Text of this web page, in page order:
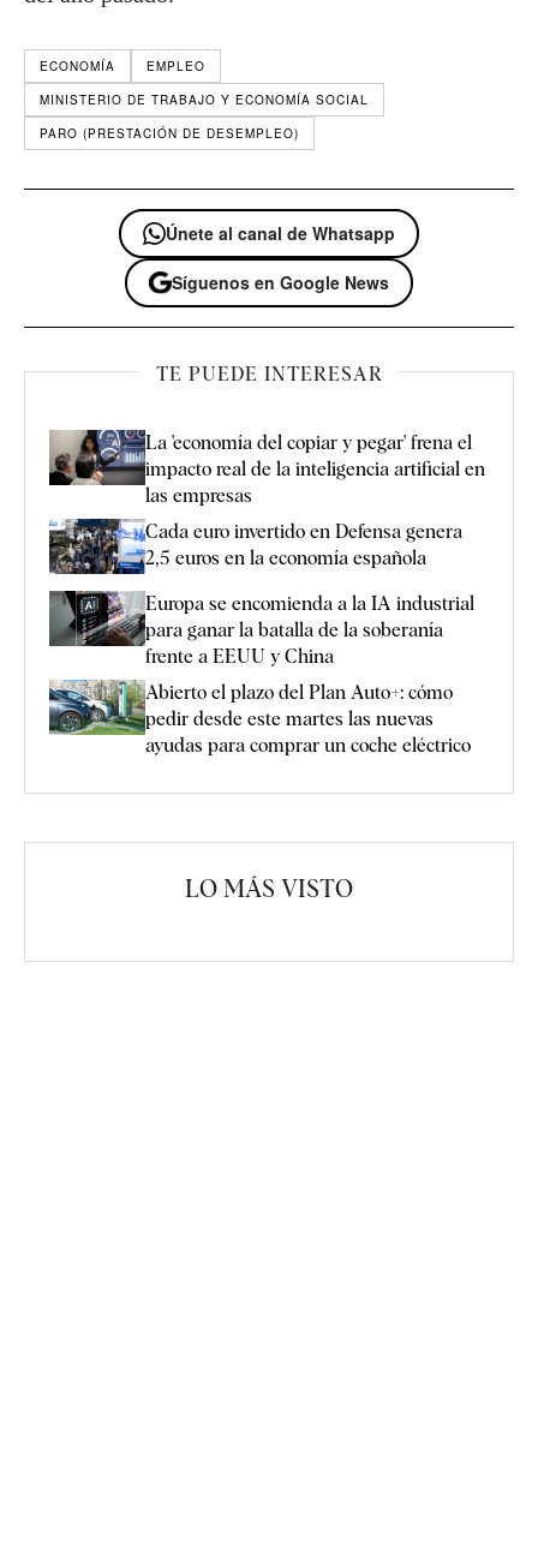
ECONOMÍA
EMPLEO
MINISTERIO DE TRABAJO Y ECONOMÍA SOCIAL
PARO (PRESTACIÓN DE DESEMPLEO)
Únete al canal de Whatsapp
Síguenos en Google News
TE PUEDE INTERESAR
La 'economía del copiar y pegar' frena el
impacto real de la inteligencia artificial en
las empresas
Cada euro invertido en Defensa genera
2,5 euros en la economía española
Europa se encomienda a la IA industrial
para ganar la batalla de la soberanía
frente a EEUU y China
Abierto el plazo del Plan Auto+: cómo
pedir desde este martes las nuevas
ayudas para comprar un coche eléctrico
LO MÁS VISTO